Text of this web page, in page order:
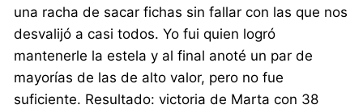
una racha de sacar fichas sin fallar con las que nos
desvalijó a casi todos. Yo fui quien logró
mantenerle la estela y al final anoté un par de
mayorías de las de alto valor, pero no fue
suficiente. Resultado: victoria de Marta con 38